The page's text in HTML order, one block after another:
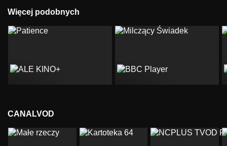
Więcej podobnych
CANALVOD